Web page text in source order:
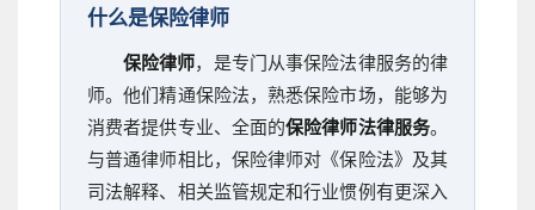
什么是保险律师
保险律师，是专门从事保险法律服务的律
师。他们精通保险法，熟悉保险市场，能够为
消费者提供专业、全面的保险律师法律服务。
与普通律师相比，保险律师对《保险法》及其
司法解释、相关监管规定和行业惯例有更深入